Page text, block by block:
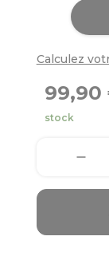
Calculez
99,90
stock